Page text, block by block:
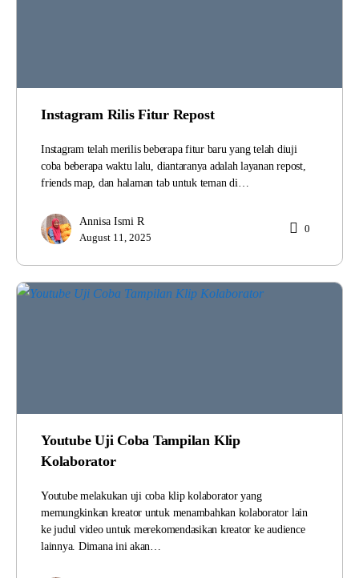
Instagram Rilis Fitur Repost
Instagram telah merilis beberapa fitur baru yang telah diuji
coba beberapa waktu lalu, diantaranya adalah layanan repost,
friends map, dan halaman tab untuk teman di…
Annisa Ismi R
August 11, 2025
0
Youtube Uji Coba Tampilan Klip
Kolaborator
Youtube melakukan uji coba klip kolaborator yang
memungkinkan kreator untuk menambahkan kolaborator lain
ke judul video untuk merekomendasikan kreator ke audience
lainnya. Dimana ini akan…